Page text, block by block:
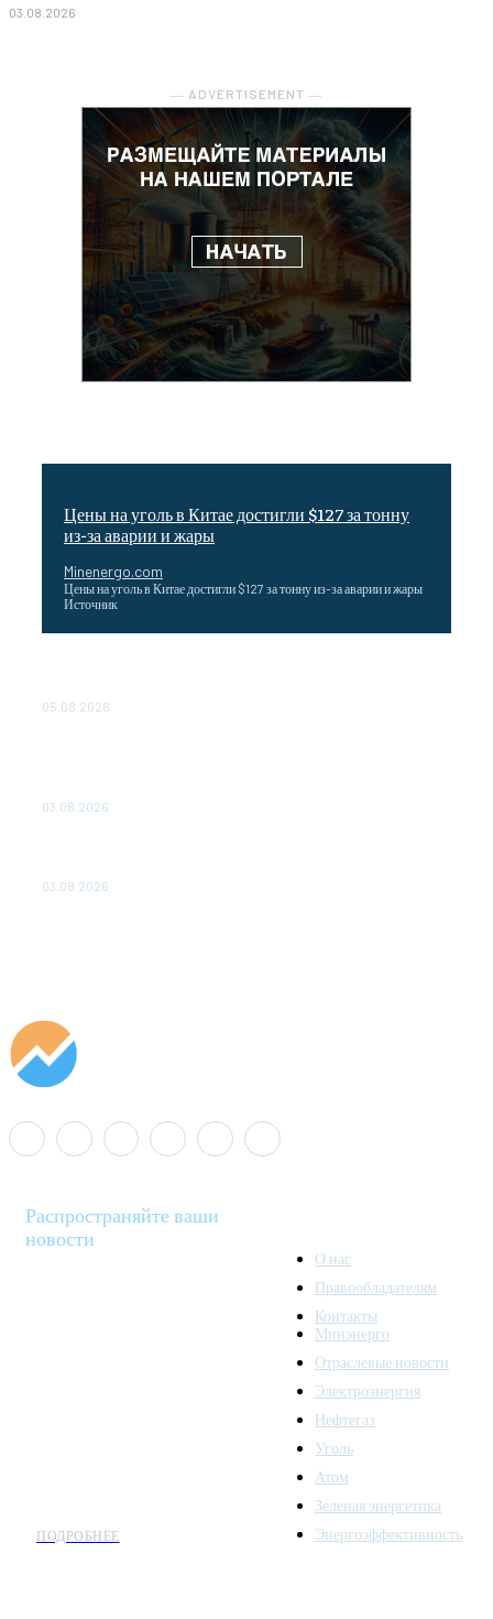
03.08.2026
― ADVERTISEMENT ―
Цены на уголь в Китае достигли $127 за тонну
из-за аварии и жары
Minenergo.com
Цены на уголь в Китае достигли $127 за тонну из-за аварии и жары
Источник
05.08.2026
03.08.2026
03.08.2026
Распространяйте ваши
новости
ПОДРОБНЕЕ
О нас
Правообладателям
Контакты
Минэнерго
Отраслевые новости
Электроэнергия
Нефтегаз
Уголь
Атом
Зеленая энергетика
Энергоэффективность